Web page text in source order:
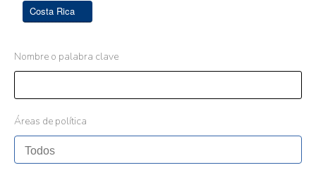
Costa Rica
Nombre o palabra clave
Áreas de política